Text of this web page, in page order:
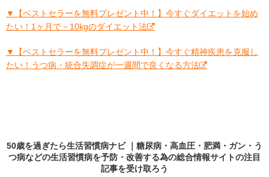
▼【ベストセラーを無料プレゼント中！】今すぐダイエットを始め
たい！1ヶ月で－10kgのダイエット法
▼【ベストセラーを無料プレゼント中！】今すぐ精神疾患を克服し
たい！うつ病・統合失調症が一週間で良くなる方法
50歳を過ぎたら生活習慣病ナビ ｜糖尿病・高血圧・肥満・ガン・う
つ病などの生活習慣病を予防・改善する為の総合情報サイトの注目
記事を受け取ろう